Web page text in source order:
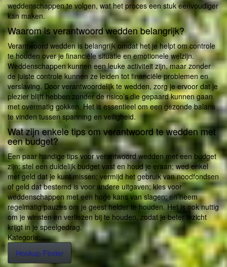
weddenschappen te volgen, wat het proces een stuk eenvoudiger
kan maken.
Waarom is verantwoord wedden belangrijk?
Verantwoord wedden is belangrijk omdat het je helpt om controle
te houden over je financiële situatie en emotionele welzijn.
Weddenschappen kunnen een leuke activiteit zijn, maar zonder
de juiste controle kunnen ze leiden tot financiële problemen en
verslaving. Door verantwoordelijk te wedden, zorg je ervoor dat je
plezier blijft hebben zonder de risico’s die gepaard kunnen gaan
met overmatig gokken. Het is essentieel om een gezonde balans
te vinden tussen spanning en veiligheid.
Wat zijn enkele tips om verantwoord te wedden met
een budget?
Een paar handige tips voor verantwoord wedden met een budget
zijn: stel een duidelijk budget vast en houd je eraan; wed enkel
met geld dat je kunt missen; vermijd het gebruik van noodfondsen
of geld dat bestemd is voor andere uitgaven; kies voor
weddenschappen met een hoge kans van slagen; en neem
regelmatig pauzes om je geest helder te houden. Het is ook nuttig
om je winsten en verliezen bij te houden, zodat je beter inzicht
krijgt in je speelgedrag.
Kategorie:
Hookup Finder